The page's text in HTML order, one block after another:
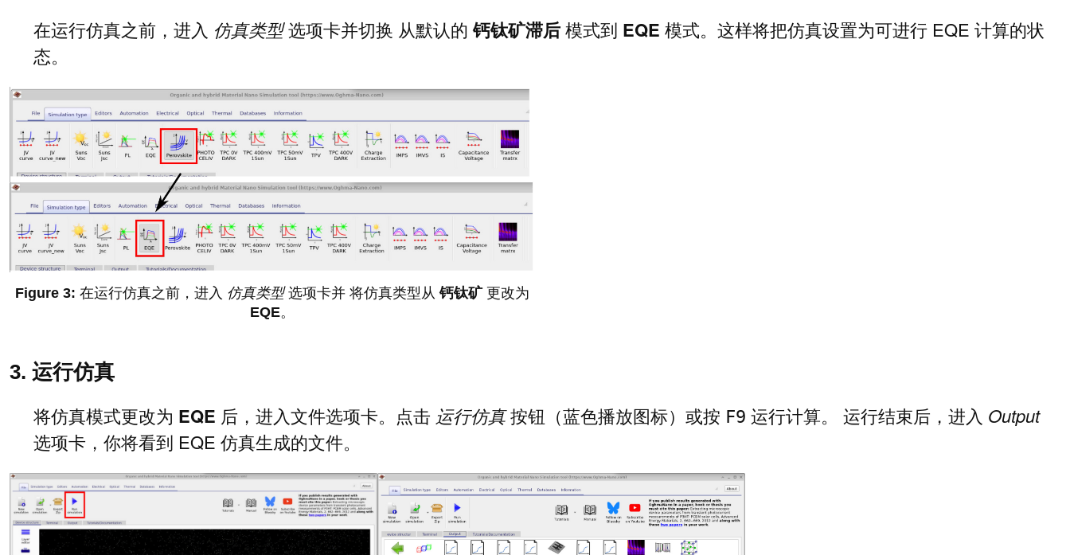
在运行仿真之前，进入 仿真类型选项卡并切换 从默认的钙钛矿滞后模式到 EQE 模式。这样将把仿真设置为可进行 EQE 计算的状
态。
在运行仿真之前，进入 仿真类型选项卡并 将仿真类型从钙钛矿更改为
EQE。
3. 运行仿真
将仿真模式更改为 EQE 后，进入文件选项卡。点击 运行仿真按钮（蓝色播放图标）或按 F9 运行计算。 运行结束后，进入 Output
选项卡，你将看到 EQE 仿真生成的文件。